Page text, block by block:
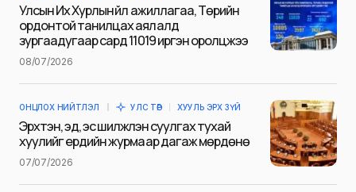
тэмдэглэсэн
Сэтгэгдэл*
Name
Улсын Их Хурлын үйл ажиллагаа, Төрийн
ордонтой танилцах аялалд
зургаадугаар сард 11019 иргэн оролцжээ
08/07/2026
ОНЦЛОХ НИЙТЛЭЛ УЛС ТӨР ХУУЛЬ ЭРХ ЗҮЙ
Эрхтэн, эд, эс шилжүүлэн суулгах тухай
хуулийг ердийн журмаар дагаж мөрдөнө
07/07/2026